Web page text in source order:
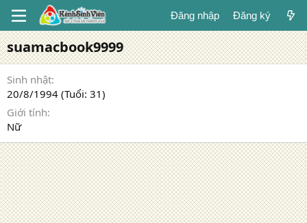
Đăng nhập Đăng ký
suamacbook9999
Sinh nhật
20/8/1994 (Tuổi: 31)
Giới tính
Nữ